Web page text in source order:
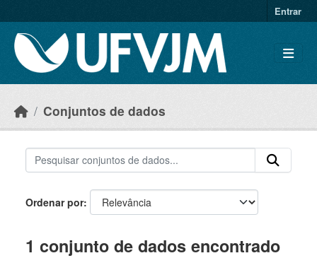
Entrar
Conjuntos de dados
Ordenar por
1 conjunto de dados encontrado